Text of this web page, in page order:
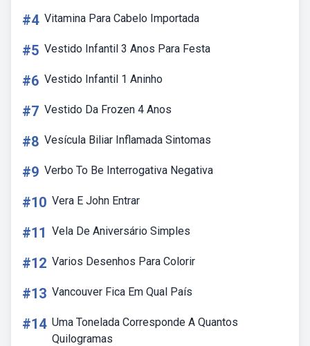
#4 Vitamina Para Cabelo Importada
#5 Vestido Infantil 3 Anos Para Festa
#6 Vestido Infantil 1 Aninho
#7 Vestido Da Frozen 4 Anos
#8 Vesícula Biliar Inflamada Sintomas
#9 Verbo To Be Interrogativa Negativa
#10 Vera E John Entrar
#11 Vela De Aniversário Simples
#12 Varios Desenhos Para Colorir
#13 Vancouver Fica Em Qual País
#14 Uma Tonelada Corresponde A Quantos
Quilogramas